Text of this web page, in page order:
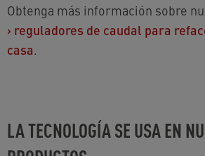
Obtenga más información sobre
› reguladores de caudal para
casa.
LA TECNOLOGÍA SE USA EN